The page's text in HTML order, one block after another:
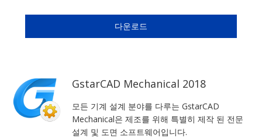
다운로드
GstarCAD Mechanical 2018
모든 기계 설계 분야를 다루는 GstarCAD
Mechanical은 제조를 위해 특별히 제작 된 전문
설계 및 도면 소프트웨어입니다.